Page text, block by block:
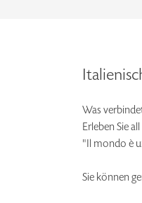
Was
Erleben Sie
"Il mondo è
Sie können